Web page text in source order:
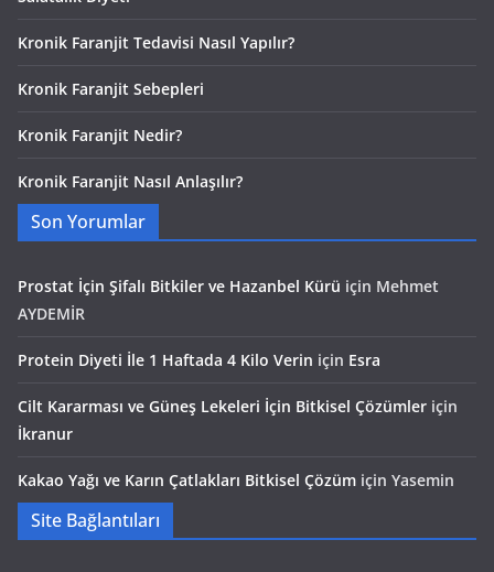
Kronik Faranjit Tedavisi Nasıl Yapılır?
Kronik Faranjit Sebepleri
Kronik Faranjit Nedir?
Kronik Faranjit Nasıl Anlaşılır?
Son Yorumlar
Prostat İçin Şifalı Bitkiler ve Hazanbel Kürü için Mehmet
AYDEMİR
Protein Diyeti İle 1 Haftada 4 Kilo Verin için Esra
Cilt Kararması ve Güneş Lekeleri İçin Bitkisel Çözümler için
İkranur
Kakao Yağı ve Karın Çatlakları Bitkisel Çözüm için Yasemin
Site Bağlantıları